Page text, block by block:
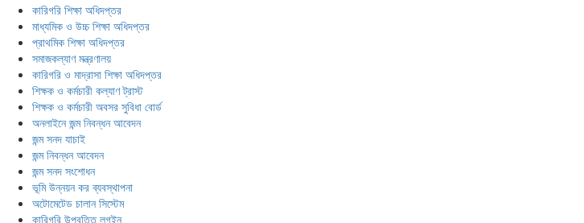
কারিগরি শিক্ষা অধিদপ্তর
মাধ্যমিক ও উচ্চ শিক্ষা অধিদপ্তর
প্রাথমিক শিক্ষা অধিদপ্তর
সমাজকল্যাণ মন্ত্রণালয়
কারিগরি ও মাদ্রাসা শিক্ষা অধিদপ্তর
শিক্ষক ও কর্মচারী কল্যাণ ট্রাস্ট
শিক্ষক ও কর্মচারী অবসর সুবিধা বোর্ড
অনলাইনে জন্ম নিবন্ধন আবেদন
জন্ম সনদ যাচাই
জন্ম নিবন্ধন আবেদন
জন্ম সনদ সংশোধন
ভূমি উন্নয়ন কর ব্যবস্থাপনা
অটোমেটেড চালান সিস্টেম
কারিগরি উপবৃত্তি লগইন